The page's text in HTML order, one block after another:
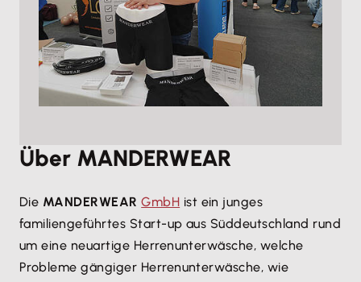
Über MANDERWEAR
Die MANDERWEARGmbH ist ein junges
familiengeführtes Start-up aus Süddeutschland rund
um eine neuartige Herrenunterwäsche, welche
Probleme gängiger Herrenunterwäsche, wie